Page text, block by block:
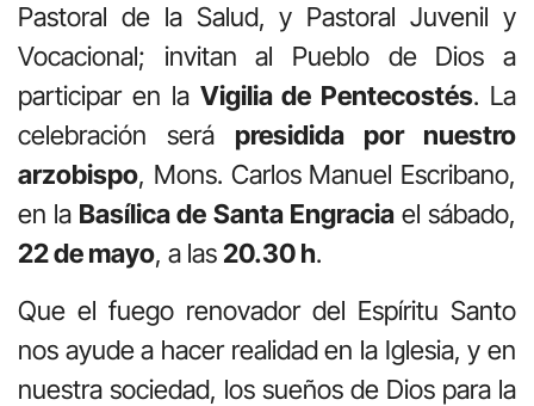
Pastoral de la Salud, y Pastoral Juvenil y
Vocacional; invitan al Pueblo de Dios a
participar en la Vigilia de Pentecostés. La
celebración será presidida por nuestro
arzobispo, Mons. Carlos Manuel Escribano,
en la Basílica de Santa Engraciael sábado,
22 de mayo, a las20.30 h.
Que el fuego renovador del Espíritu Santo
nos ayude a hacer realidad en la Iglesia, y en
nuestra sociedad, los sueños de Dios para la